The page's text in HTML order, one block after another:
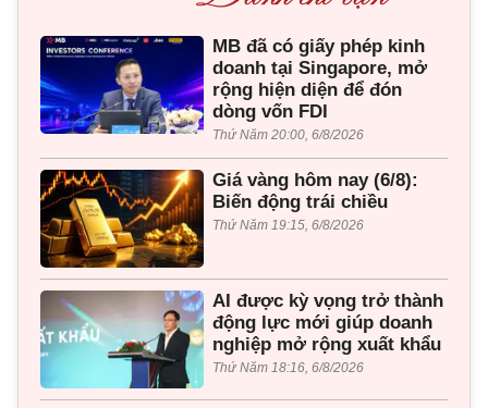
MB đã có giấy phép kinh
doanh tại Singapore, mở
rộng hiện diện để đón
dòng vốn FDI
Thứ Năm 20:00, 6/8/2026
Giá vàng hôm nay (6/8):
Biến động trái chiều
Thứ Năm 19:15, 6/8/2026
AI được kỳ vọng trở thành
động lực mới giúp doanh
nghiệp mở rộng xuất khẩu
Thứ Năm 18:16, 6/8/2026